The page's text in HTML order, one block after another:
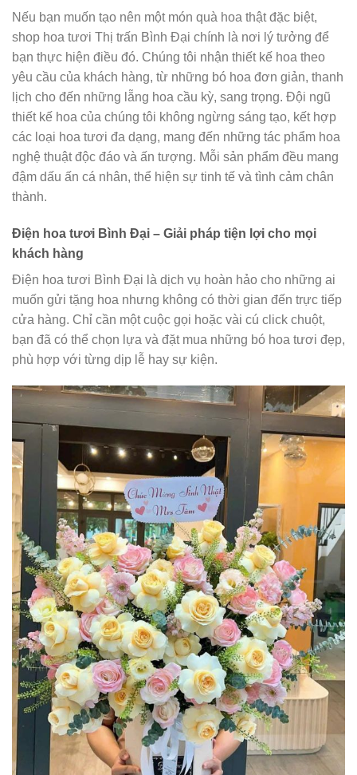
Nếu bạn muốn tạo nên một món quà hoa thật đặc biệt,
shop hoa tươi Thị trấn Bình Đại chính là nơi lý tưởng để
bạn thực hiện điều đó. Chúng tôi nhận thiết kế hoa theo
yêu cầu của khách hàng, từ những bó hoa đơn giản, thanh
lịch cho đến những lẵng hoa cầu kỳ, sang trọng. Đội ngũ
thiết kế hoa của chúng tôi không ngừng sáng tạo, kết hợp
các loại hoa tươi đa dạng, mang đến những tác phẩm hoa
nghệ thuật độc đáo và ấn tượng. Mỗi sản phẩm đều mang
đậm dấu ấn cá nhân, thể hiện sự tinh tế và tình cảm chân
thành.
Điện hoa tươi Bình Đại – Giải pháp tiện lợi cho mọi
khách hàng
Điện hoa tươi Bình Đại là dịch vụ hoàn hảo cho những ai
muốn gửi tặng hoa nhưng không có thời gian đến trực tiếp
cửa hàng. Chỉ cần một cuộc gọi hoặc vài cú click chuột,
bạn đã có thể chọn lựa và đặt mua những bó hoa tươi đẹp,
phù hợp với từng dịp lễ hay sự kiện.